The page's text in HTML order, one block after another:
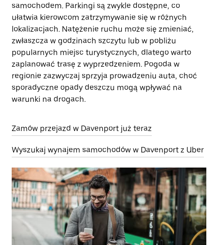
samochodem. Parkingi są zwykle dostępne, co
ułatwia kierowcom zatrzymywanie się w różnych
lokalizacjach. Natężenie ruchu może się zmieniać,
zwłaszcza w godzinach szczytu lub w pobliżu
popularnych miejsc turystycznych, dlatego warto
zaplanować trasę z wyprzedzeniem. Pogoda w
regionie zazwyczaj sprzyja prowadzeniu auta, choć
sporadyczne opady deszczu mogą wpływać na
warunki na drogach.
Zamów przejazd w Davenport już teraz
Wyszukaj wynajem samochodów w Davenport z Uber